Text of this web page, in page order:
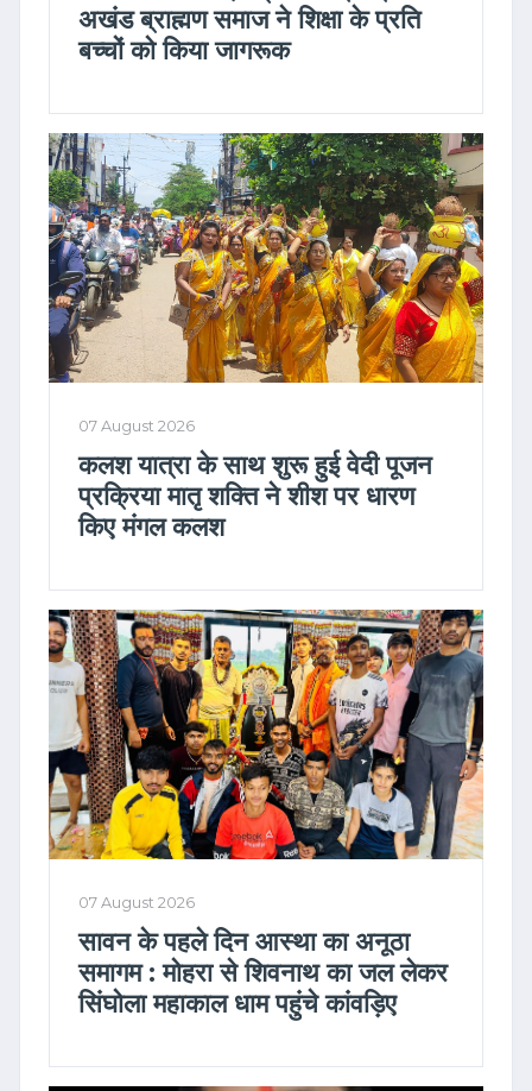
अखंड ब्राह्मण समाज ने शिक्षा के प्रति
बच्चों को किया जागरूक
07 August 2026
कलश यात्रा के साथ शुरू हुई वेदी पूजन
प्रक्रिया मातृ शक्ति ने शीश पर धारण
किए मंगल कलश
07 August 2026
सावन के पहले दिन आस्था का अनूठा
समागम : मोहरा से शिवनाथ का जल लेकर
सिंघोला महाकाल धाम पहुंचे कांवड़िए